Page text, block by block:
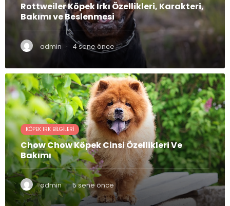
Rottweiler Köpek Irkı Özellikleri, Karakteri,
Bakımı ve Beslenmesi
admin · 4 sene önce
KÖPEK IRK BILGILERI
Chow Chow Köpek Cinsi Özellikleri Ve
Bakımı
admin · 5 sene önce